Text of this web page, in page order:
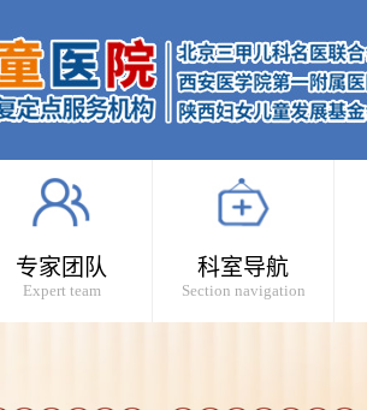
专家团队
Expert team
科室导航
Section navigation